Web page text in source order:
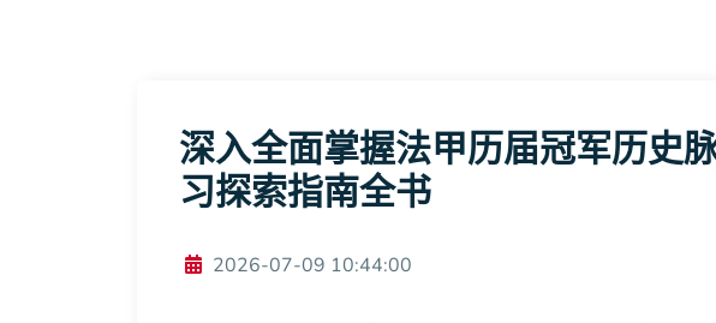
深入全面掌握法甲历届冠军历史
习探索指南全书
2026-07-09 10:44:00